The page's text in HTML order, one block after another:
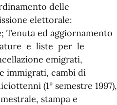
delle
elettorale:
Tenuta ed aggiornamento
e liste per le
emigrati,
immigrati, cambi di
(1° semestre 1997),
stampa e